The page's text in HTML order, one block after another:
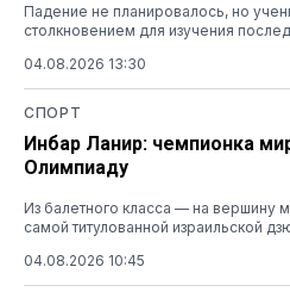
Падение не планировалось, но
столкновением для изучения
04.08.2026 13:30
СПОРТ
Инбар Ланир: чемпионка
Олимпиаду
Из балетного класса — на вершину
самой титулованной израильской
04.08.2026 10:45